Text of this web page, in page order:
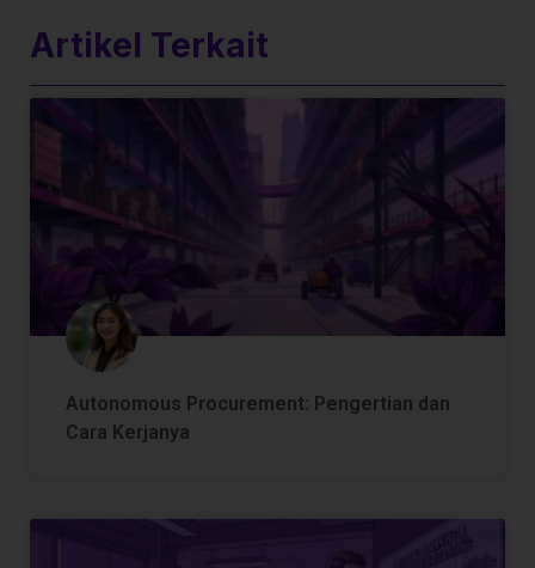
Artikel Terkait
Autonomous Procurement: Pengertian dan
Cara Kerjanya